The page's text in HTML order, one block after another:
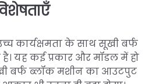
कार्यक्षमता के साथ सूखी बर्फ
यह कई प्रकार और मॉडल में हो
बर्फ ब्लॉक मशीन का आउटपुट